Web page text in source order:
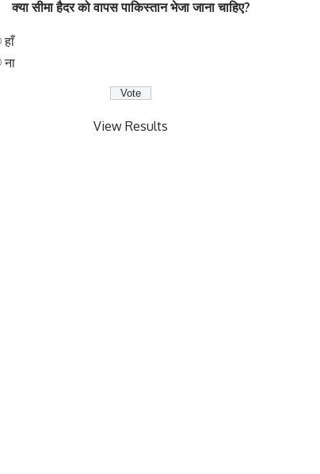
क्या सीमा हैदर को वापस पाकिस्तान भेजा जाना चाहिए?
हाँ
ना
View Results